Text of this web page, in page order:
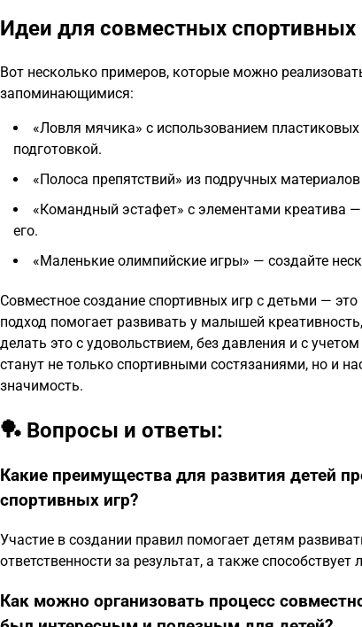
Идеи для совместных спортивных
Вот несколько примеров, которые можно
запоминающимися:
«Ловля мячика» с использованием
подготовкой.
«Полоса препятствий» из подручных
«Командный эстафет» с элементами креатива
его.
«Маленькие олимпийские игры» — создайте
Совместное создание спортивных игр с детьми —
подход помогает развивать у малышей
делать это с удовольствием, без давления и с
станут не только спортивными состязаниями, но и
значимость.
🏓 Вопросы и ответы:
Какие преимущества для развития детей
спортивных игр?
Участие в создании правил помогает детям
ответственности за результат, а также
Как можно организовать процесс